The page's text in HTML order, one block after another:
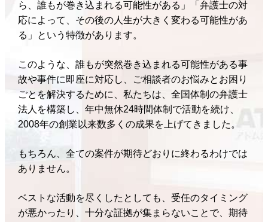
ら、誰もが巻き込まれる可能性がある」「弁護士の対
応によって、その後の人生が大きく変わる可能性があ
る」という特徴があります。
このような、誰もが突然巻き込まれる可能性がある事
故や事件に即座に対応し、ご相談者のお悩みとお困り
ごとを解決するために、私たちは、全国体制の弁護士
法人を構築し、年中無休24時間体制で活動を続け、
2008年の創業以来数多くの成果を上げてきました。
もちろん、全ての案件が期待どおりに終わるわけでは
ありません。
ベストな活動を尽くしたとしても、受任のタイミング
が悪かったり、十分な証拠が集まらないことで、期待